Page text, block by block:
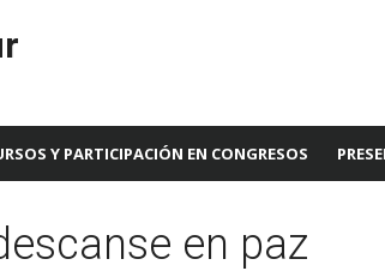
Y PARTICIPACIÓN EN CONGRESOS
en paz